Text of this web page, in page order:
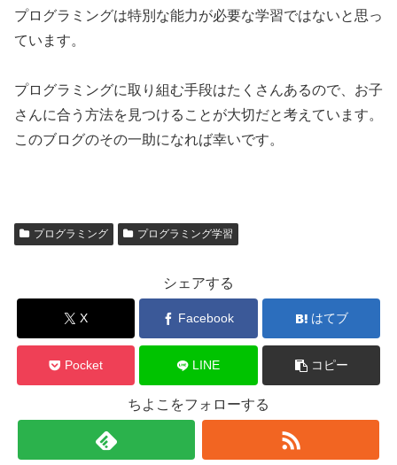
プログラミングは特別な能力が必要な学習ではないと思っ
ています。
プログラミングに取り組む手段はたくさんあるので、お子
さんに合う方法を見つけることが大切だと考えています。
このブログのその一助になれば幸いです。
プログラミング プログラミング学習
シェアする
X Facebook はてブ
Pocket LINE コピー
ちよこをフォローする